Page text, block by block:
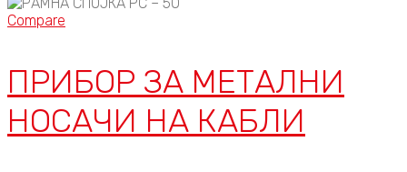
Compare
ПРИБОР ЗА МЕТАЛНИ
НОСАЧИ НА КАБЛИ